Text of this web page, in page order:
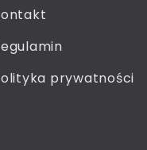
prywatności